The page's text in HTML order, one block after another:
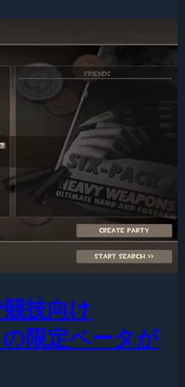
競技向け
の限定ベータが